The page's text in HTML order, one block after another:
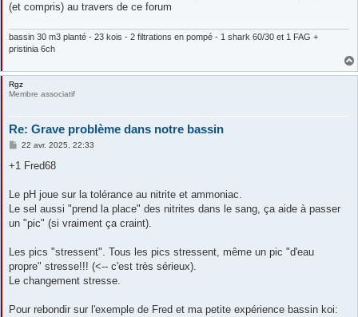
(et compris) au travers de ce forum
bassin 30 m3 planté - 23 kois - 2 filtrations en pompé - 1 shark 60/30 et 1 FAG +
pristinia 6ch
Rgz
Membre associatif
Re: Grave problème dans notre bassin
M
s
g
22 avr. 2025, 22:33
+1 Fred68
Le pH joue sur la tolérance au nitrite et ammoniac.
Le sel aussi "prend la place" des nitrites dans le sang, ça aide à passer
un "pic" (si vraiment ça craint).
Les pics "stressent". Tous les pics stressent, même un pic "d'eau
propre" stresse!!! (<-- c'est très sérieux).
Le changement stresse.
Pour rebondir sur l'exemple de Fred et ma petite expérience bassin koi: